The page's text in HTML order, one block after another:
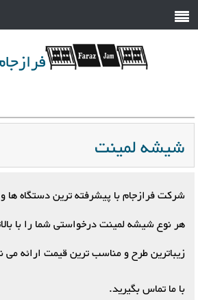
شیشه لمینت
شرکت فرازجام با پیشرفته ترین دستگاه ها و
هر نوع شیشه لمینت درخواستی شما را با
زیباترین طرح و مناسب ترین قیمت ارائه می
با ما تماس بگیرید.